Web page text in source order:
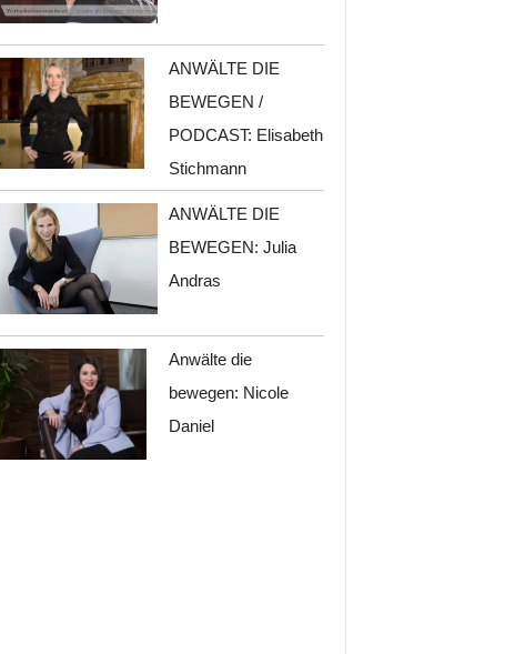
ANWÄLTE DIE
BEWEGEN /
PODCAST: Elisabeth
Stichmann
ANWÄLTE DIE
BEWEGEN: Julia
Andras
Anwälte die
bewegen: Nicole
Daniel